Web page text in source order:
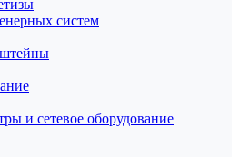
систем
и сетевое оборудование